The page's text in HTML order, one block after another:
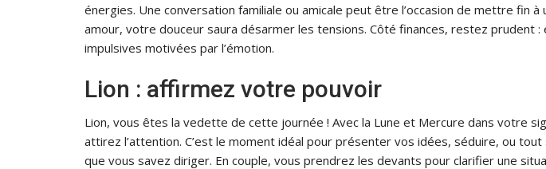
énergies. Une conversation familiale ou amicale peut être l’occasion de mettre fin à
amour, votre douceur saura désarmer les tensions. Côté finances, restez prudent
impulsives motivées par l’émotion.
Lion : affirmez votre pouvoir
Lion, vous êtes la vedette de cette journée ! Avec la Lune et Mercure dans votre
attirez l’attention. C’est le moment idéal pour présenter vos idées, séduire, ou
que vous savez diriger. En couple, vous prendrez les devants pour clarifier une